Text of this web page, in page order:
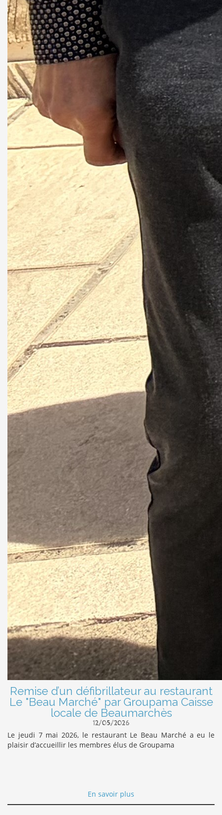
Remise d’un défibrillateur au restaurant
Le "Beau Marché" par Groupama Caisse
locale de Beaumarchès
12/05/2026
Le jeudi 7 mai 2026, le restaurant Le Beau Marché a eu le
plaisir d’accueillir les membres élus de Groupama
En savoir plus